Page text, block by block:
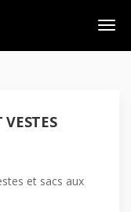
VESTES
et sacs aux